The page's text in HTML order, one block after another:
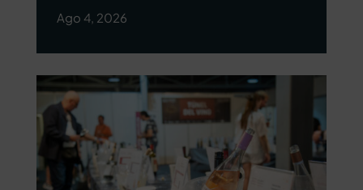
Ago 4, 2026